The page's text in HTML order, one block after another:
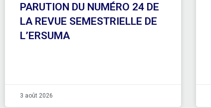
PARUTION DU NUMÉRO 24 DE
LA REVUE SEMESTRIELLE DE
L’ERSUMA
3 août 2026